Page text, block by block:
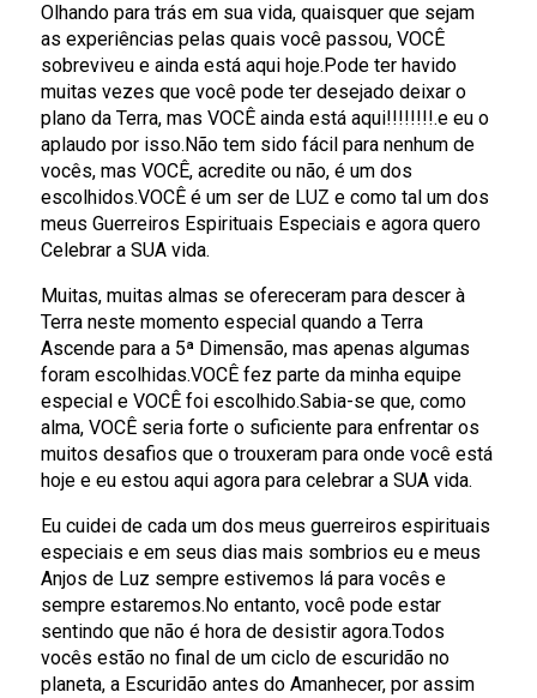
Olhando para trás em sua vida, quaisquer que sejam
as experiências pelas quais você passou, VOCÊ
sobreviveu e ainda está aqui hoje.Pode ter havido
muitas vezes que você pode ter desejado deixar o
plano da Terra, mas VOCÊ ainda está aqui!!!!!!!!.e eu o
aplaudo por isso.Não tem sido fácil para nenhum de
vocês, mas VOCÊ, acredite ou não, é um dos
escolhidos.VOCÊ é um ser de LUZ e como tal um dos
meus Guerreiros Espirituais Especiais e agora quero
Celebrar a SUA vida.
Muitas, muitas almas se ofereceram para descer à
Terra neste momento especial quando a Terra
Ascende para a 5ª Dimensão, mas apenas algumas
foram escolhidas.VOCÊ fez parte da minha equipe
especial e VOCÊ foi escolhido.Sabia-se que, como
alma, VOCÊ seria forte o suficiente para enfrentar os
muitos desafios que o trouxeram para onde você está
hoje e eu estou aqui agora para celebrar a SUA vida.
Eu cuidei de cada um dos meus guerreiros espirituais
especiais e em seus dias mais sombrios eu e meus
Anjos de Luz sempre estivemos lá para vocês e
sempre estaremos.No entanto, você pode estar
sentindo que não é hora de desistir agora.Todos
vocês estão no final de um ciclo de escuridão no
planeta, a Escuridão antes do Amanhecer, por assim